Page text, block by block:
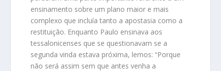
ensinamento sobre um plano maior e mais
complexo que incluía tanto a apostasia como a
restituição. Enquanto Paulo ensinava aos
tessalonicenses que se questionavam se a
segunda vinda estava próxima, lemos: “Porque
não será assim sem que antes venha a